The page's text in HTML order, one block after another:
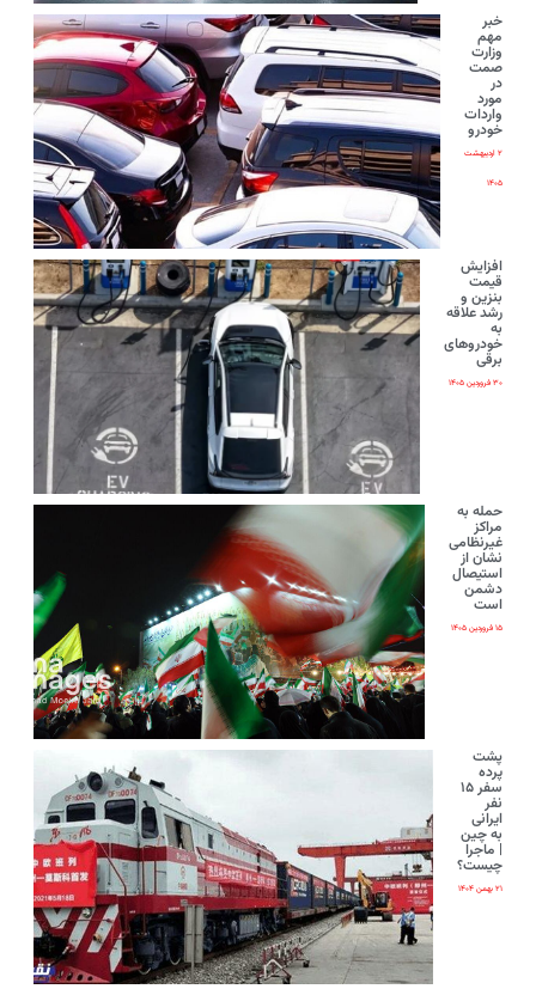
خبر
مهم
وزارت
صمت
در
مورد
واردات
خودرو
۲ اردیبهشت
۱۴۰۵
افزایش
قیمت
بنزین و
رشد علاقه
به
خودروهای
برقی
۳۰ فروردین ۱۴۰۵
حمله به
مراکز
غیرنظامی
نشان از
استیصال
دشمن
است
۱۵ فروردین ۱۴۰۵
پشت
پرده
سفر ۱۵
نفر
ایرانی‌
به چین
| ماجرا
چیست؟
۲۱ بهمن ۱۴۰۴